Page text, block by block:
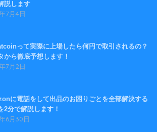
説します
7月4日
って実際に上場したら何円で取引されるの？
から徹底予想します！
7月2日
に電話をして出品のお困りごとを全部解決する
2分で解説します！
6月30日